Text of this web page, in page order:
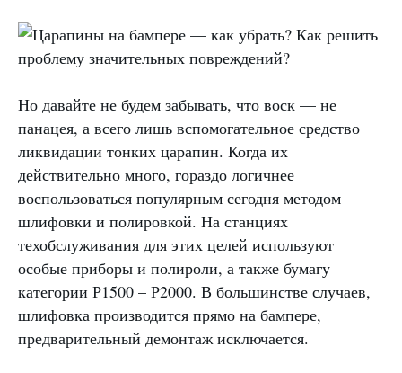
Но давайте не будем забывать, что воск — не
панацея, а всего лишь вспомогательное средство
ликвидации тонких царапин. Когда их
действительно много, гораздо логичнее
воспользоваться популярным сегодня методом
шлифовки и полировкой. На станциях
техобслуживания для этих целей используют
особые приборы и полироли, а также бумагу
категории Р1500 – Р2000. В большинстве случаев,
шлифовка производится прямо на бампере,
предварительный демонтаж исключается.